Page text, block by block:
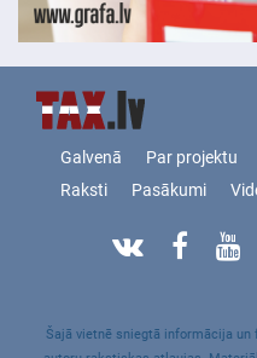
Galvenā Par projektu
Raksti
Pasākumi
Šajā vietnē sniegtā informācija